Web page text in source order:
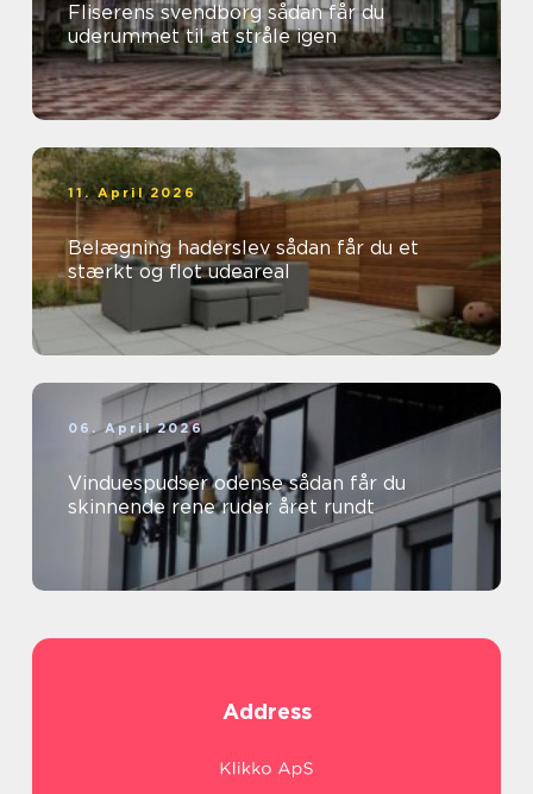
Fliserens svendborg sådan får du
uderummet til at stråle igen
11. April 2026
Belægning haderslev sådan får du et
stærkt og flot udeareal
06. April 2026
Vinduespudser odense sådan får du
skinnende rene ruder året rundt
Address